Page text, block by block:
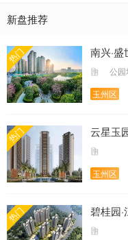
新房价出炉，玉
第19周（5月8日
成交155套，玉
第20周（5月15
成交135套，玉
第21周（5月22
成交149套，玉
第16周（4月17
最新房价出炉，
新盘推荐
热门 南兴·盛
公园
玉州区
热门 云星玉
玉州区
热门 碧桂园